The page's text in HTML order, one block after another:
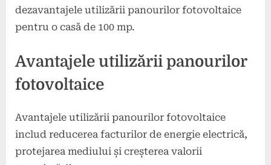
dezavantajele utilizării panourilor fotovoltaice
pentru o casă de 100 mp.
Avantajele utilizării panourilor
fotovoltaice
Avantajele utilizării panourilor fotovoltaice
includ reducerea facturilor de energie electrică,
protejarea mediului și creșterea valorii